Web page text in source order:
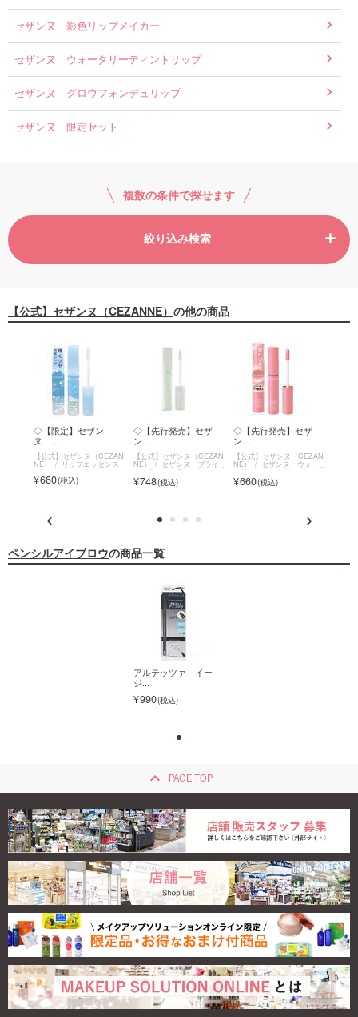
セザンヌ 影色リップメイカー
セザンヌ ウォータリーティントリップ
セザンヌ グロウフォンデュリップ
セザンヌ 限定セット
複数の条件で探せます
絞り込み検索
【公式】セザンヌ（CEZANNE） の他の商品
◇【限定】セザン
ヌ ...
【公式】セザンヌ（CEZAN
NE） リップエッセンス
660
◇【先行発売】セザ
ン...
【公式】セザンヌ（CEZAN
NE） セザンヌ ブライ
トカラーシーラー
748
◇【先行発売】セザ
ン...
【公式】セザンヌ（CEZAN
NE） セザンヌ ウォー
タリーティントリップ
660
ペンシルアイブロウの商品一覧
アルテッツァ イー
ジ...
990
アルテッツァ イー
ジ...
990
keyboard_arrow_up PAGE TOP